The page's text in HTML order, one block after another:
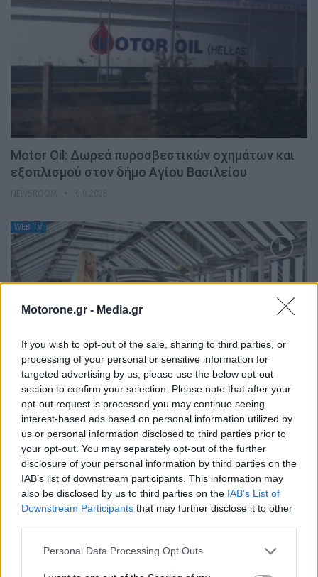
Motorone.gr - Media.gr
If you wish to opt-out of the sale, sharing to third parties, or
processing of your personal or sensitive information for
targeted advertising by us, please use the below opt-out
section to confirm your selection. Please note that after your
opt-out request is processed you may continue seeing
interest-based ads based on personal information utilized by
us or personal information disclosed to third parties prior to
your opt-out. You may separately opt-out of the further
disclosure of your personal information by third parties on the
IAB’s list of downstream participants. This information may
also be disclosed by us to third parties on the IAB’s List of
Downstream Participants that may further disclose it to other
Personal Data Processing Opt Outs
Motor Oil: Δωρεά πυροσβεστικών οχημάτων και
εξοπλισμού στον δήμο Αγίου Βασιλείου
WEB TV
Skoda: Ξεκίνησε η παραγωγή του νέου Peaq –
Δείτε Video από τη γραμμή…
ΝΊΚΟΣ ΝΑΟΎΜ 6.8.2026
MOTOR GREEN